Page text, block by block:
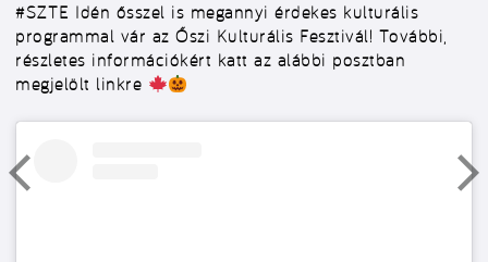
#SZTE Idén ősszel is megannyi érdekes kulturális
programmal vár az Őszi Kulturális Fesztivál! További,
részletes információkért katt az alábbi posztban
megjelölt linkre